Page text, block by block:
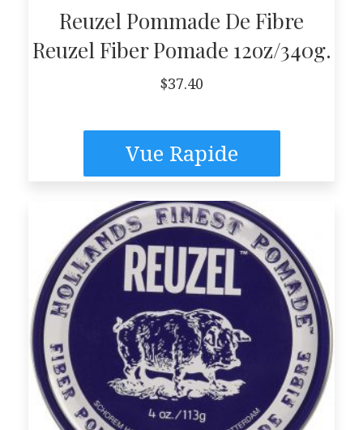
Reuzel Pommade De Fibre
Reuzel Fiber Pomade 12oz/340g.
$37.40
Vue Rapide